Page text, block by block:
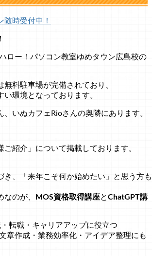
ロー！パソコン教室ゆめタウン広島校の
無料駐車場が完備されており、
環境となっております。
、いぬカフェRioさんの奥隣にあります。
ご紹介」について掲載しております。
き、「来年こそ何か始めたい」と思う方も
なのが、
MOS資格取得講座とChatGPT講
転職・キャリアアップに役立つ
章作成・業務効率化・アイデア整理にも